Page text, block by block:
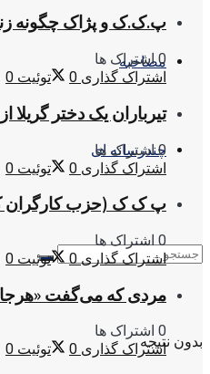
مصاحبه
چندرسانه ای
بدون نتیجه
پ.ک.ک و پژاک چگونه
0 اشتراک ها
اشتراک گذاری 0 توئیت 0
تیرباران یک دختر
0 اشتراک ها
اشتراک گذاری 0 توئیت 0
پ ک ک (حزب کارگران
0 اشتراک ها
اشتراک گذاری 0 توئیت 0
مردی که می‌گفت «هرجا
0 اشتراک ها
اشتراک گذاری 0 توئیت 0